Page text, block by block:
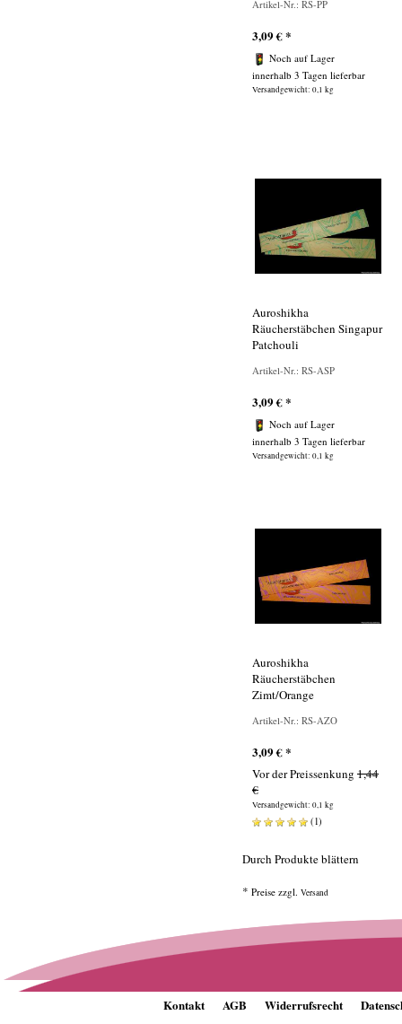
Artikel-Nr.: RS-PP
3,09€*
Noch auf Lager
innerhalb 3 Tagen lieferbar
Versandgewicht: 0,1 kg
Auroshikha
Räucherstäbchen Singapur
Patchouli
Artikel-Nr.: RS-ASP
3,09€*
Noch auf Lager
innerhalb 3 Tagen lieferbar
Versandgewicht: 0,1 kg
Auroshikha
Räucherstäbchen
Zimt/Orange
Artikel-Nr.: RS-AZO
3,09€*
Vor der Preissenkung 1,44
€
Versandgewicht: 0,1 kg
(1)
Durch Produkte blättern
* Preise zzgl. Versand
Kontakt AGB Widerrufsrecht